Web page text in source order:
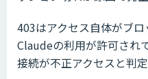
403はアクセス自体がブロ
Claudeの利用が許可され
接続が不正アクセスと判